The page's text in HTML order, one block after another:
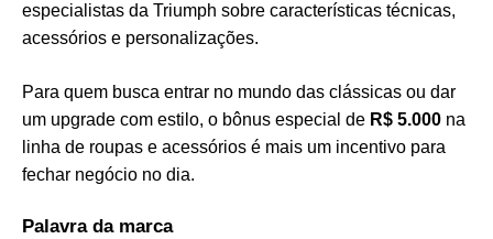
especialistas da Triumph sobre características técnicas,
acessórios e personalizações.
Para quem busca entrar no mundo das clássicas ou dar
um upgrade com estilo, o bônus especial de R$ 5.000 na
linha de roupas e acessórios é mais um incentivo para
fechar negócio no dia.
Palavra da marca